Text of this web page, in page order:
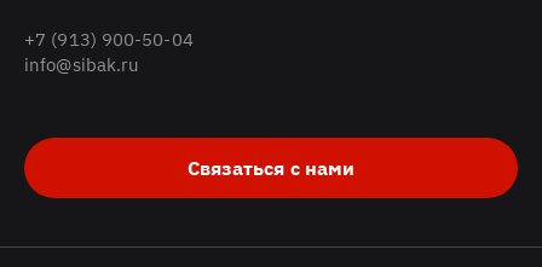
+7 (913) 900-50-04
info@sibak.ru
Связаться с нами